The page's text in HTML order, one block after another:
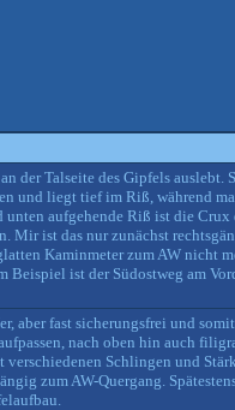
der Talseite des Gipfels auslebt.
und liegt tief im Riß, während
aufgehende Riß ist die Crux
Mir ist das nur zunächst
Kaminmeter zum AW nicht
Beispiel ist der Südostweg am
aber fast sicherungsfrei und
nach oben hin auch
Schlingen und
zum AW-Quergang.